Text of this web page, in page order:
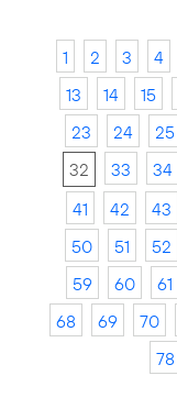
1 2 3 4
13
14 15
23
24 25
32
33 34
41
42 43
50
51 52
59
60 61
68
69 70
78